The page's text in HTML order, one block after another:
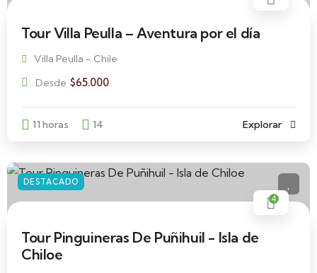
Tour Villa Peulla – Aventura por el día
Villa Peulla - Chile
Desde $65.000
11 horas 14 Explorar
DESTACADO
4
Tour Pinguineras De Puñihuil - Isla de
Chiloe